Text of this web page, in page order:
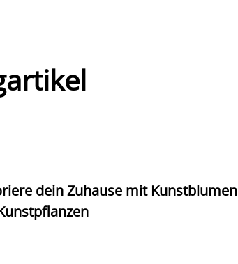
dein Zuhause mit Kunstblumen